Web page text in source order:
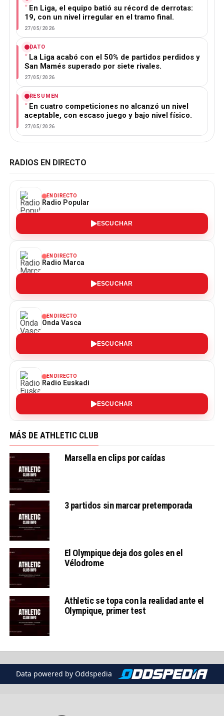
En Liga, el equipo batió su récord de derrotas:
19, con un nivel irregular en el tramo final.
27/05/2026
DATO
La Liga acabó con el 50% de partidos perdidos y
San Mamés superado por siete rivales.
27/05/2026
RESUMEN
En cuatro competiciones no alcanzó un nivel
aceptable, con escaso juego y bajo nivel físico.
27/05/2026
RADIOS EN DIRECTO
EN DIRECTO
Radio Popular
ESCUCHAR
EN DIRECTO
Radio Marca
ESCUCHAR
EN DIRECTO
Onda Vasca
ESCUCHAR
EN DIRECTO
Radio Euskadi
ESCUCHAR
MÁS DE ATHLETIC CLUB
Marsella en clips por caídas
3 partidos sin marcar pretemporada
El Olympique deja dos goles en el
Vélodrome
Athletic se topa con la realidad ante el
Olympique, primer test
Data powered by Oddspedia